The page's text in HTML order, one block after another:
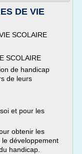
DE VIE
SCOLAIRE
SCOLAIRE
de handicap
de leurs
et pour les
obtenir les
développement
handicap.